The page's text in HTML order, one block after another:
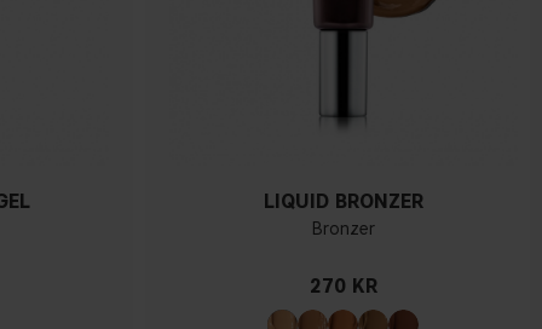
LIQUID BRONZER
Bronzer
270 KR